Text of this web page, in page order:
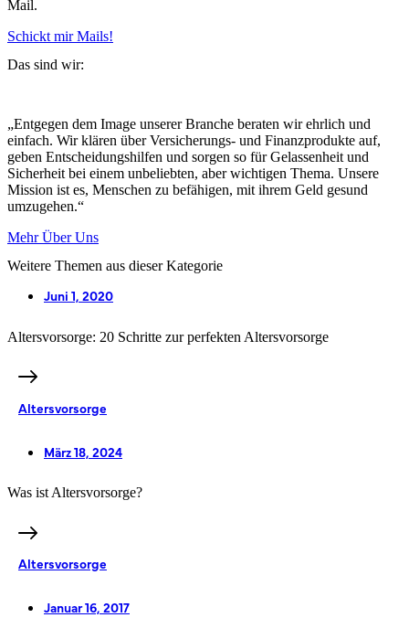
Mail.
Schickt mir Mails!
Das sind wir:
„Entgegen dem Image unserer Branche beraten wir ehrlich und
einfach. Wir klären über Versicherungs- und Finanzprodukte auf,
geben Entscheidungshilfen und sorgen so für Gelassenheit und
Sicherheit bei einem unbeliebten, aber wichtigen Thema. Unsere
Mission ist es, Menschen zu befähigen, mit ihrem Geld gesund
umzugehen.“
Mehr Über Uns
Weitere Themen aus dieser Kategorie
Juni 1, 2020
Altersvorsorge: 20 Schritte zur perfekten Altersvorsorge
Altersvorsorge
März 18, 2024
Was ist Altersvorsorge?
Altersvorsorge
Januar 16, 2017